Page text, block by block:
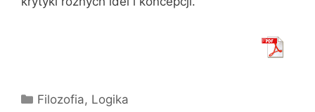
Kategorie
Filozofia, Logika